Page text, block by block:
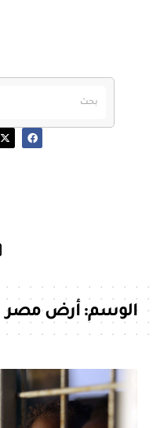
الوسم:أرض مصر